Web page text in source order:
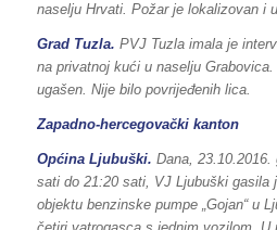
naselju Hrvati. Požar je lokalizovan i
Grad Tuzla. PVJ Tuzla imala je
na privatnoj kući u naselju
ugašen. Nije bilo povrijeđenih lica.
Zapadno-hercegovački kanton
Općina Ljubuški. Dana, 23.10.2016.
sati do 21:20 sati, VJ Ljubuški gasila
objektu benzinske pumpe „Gojan“ u